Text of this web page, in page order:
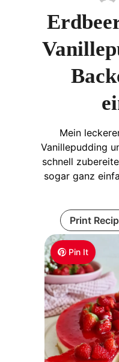
Pin It
Mein
Vanillepudding
schnell
sogar ganz
Print